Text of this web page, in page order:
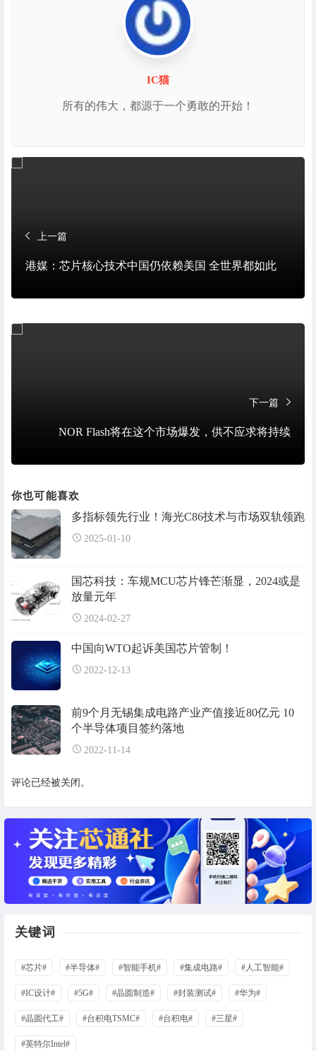
IC猫
所有的伟大，都源于一个勇敢的开始！
上一篇
港媒：芯片核心技术中国仍依赖美国 全世界都如此
下一篇
NOR Flash将在这个市场爆发，供不应求将持续
你也可能喜欢
多指标领先行业！海光C86技术与市场双轨领跑
2025-01-10
国芯科技：车规MCU芯片锋芒渐显，2024或是
放量元年
2024-02-27
中国向WTO起诉美国芯片管制！
2022-12-13
前9个月无锡集成电路产业产值接近80亿元 10
个半导体项目签约落地
2022-11-14
评论已经被关闭。
关键词
#芯片# #半导体# #智能手机# #集成电路# #人工智能#
#IC设计# #5G# #晶圆制造# #封装测试# #华为#
#晶圆代工# #台积电TSMC# #台积电# #三星#
#英特尔Intel#